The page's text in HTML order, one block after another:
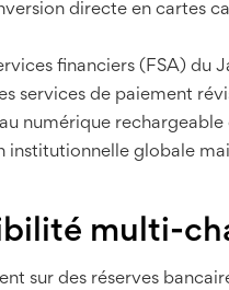
directe en cartes
financiers (FSA) du
services de paiement
numérique rechargeable
globale
multi-
sur des réserves